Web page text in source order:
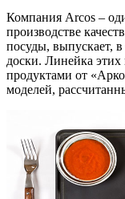
Компания Arcos –
производстве
посуды, выпускает,
доски. Линейка
продуктами от
моделей,